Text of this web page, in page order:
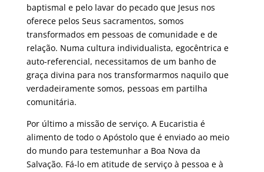
baptismal e pelo lavar do pecado que Jesus nos
oferece pelos Seus sacramentos, somos
transformados em pessoas de comunidade e de
relação. Numa cultura individualista, egocêntrica e
auto-referencial, necessitamos de um banho de
graça divina para nos transformarmos naquilo que
verdadeiramente somos, pessoas em partilha
comunitária.
Por último a missão de serviço. A Eucaristia é
alimento de todo o Apóstolo que é enviado ao meio
do mundo para testemunhar a Boa Nova da
Salvação. Fá-lo em atitude de serviço à pessoa e à